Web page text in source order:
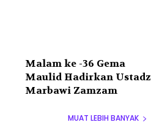
Malam ke -36 Gema
Maulid Hadirkan Ustadz
Marbawi Zamzam
MUAT LEBIH BANYAK